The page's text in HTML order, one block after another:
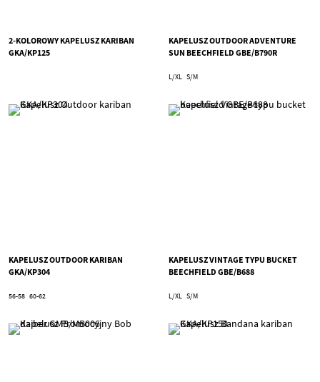
2-KOLOROWY KAPELUSZ KARIBAN
GKA/KP125
KAPELUSZ OUTDOOR ADVENTURE
SUN BEECHFIELD GBE/B790R
L/XL S/M
KAPELUSZ OUTDOOR KARIBAN
GKA/KP304
56-58 60-62
KAPELUSZ VINTAGE TYPU BUCKET
BEECHFIELD GBE/B688
L/XL S/M